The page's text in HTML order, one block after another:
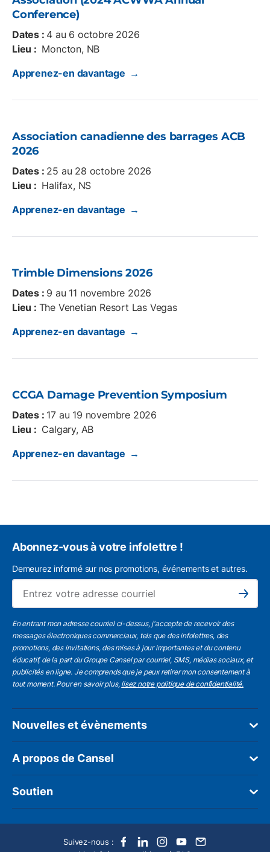
Conference)
Dates : 4 au 6 octobre 2026
Lieu : Moncton, NB
Apprenez-en davantage →
Association canadienne des barrages ACB
2026
Dates : 25 au 28 octobre 2026
Lieu : Halifax, NS
Apprenez-en davantage →
Trimble Dimensions 2026
Dates : 9 au 11 novembre 2026
Lieu : The Venetian Resort Las Vegas
Apprenez-en davantage →
CCGA Damage Prevention Symposium
Dates : 17 au 19 novembre 2026
Lieu : Calgary, AB
Apprenez-en davantage →
Abonnez-vous à votre infolettre !
Demeurez informé sur nos promotions, événements et autres.
Subscribe
En entrant mon adresse courriel ci-dessus, j'accepte de recevoir des
messages électroniques commerciaux, tels que des infolettres, des
promotions, des invitations, des mises à jour importantes et du contenu
éducatif, de la part du Groupe Cansel par courriel, SMS, médias sociaux, et
publicités en ligne. Je comprends que je peux retirer mon consentement à
tout moment. Pour en savoir plus, lisez notre politique de confidentialité.
Nouvelles et évènements
A propos de Cansel
Soutien
Suivez-nous :